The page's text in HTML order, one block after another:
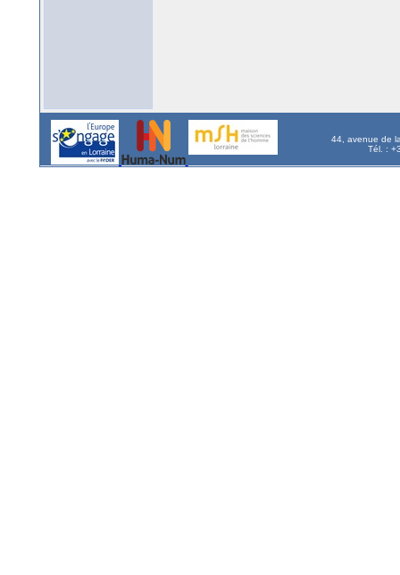
44, avenue de
Tél. :